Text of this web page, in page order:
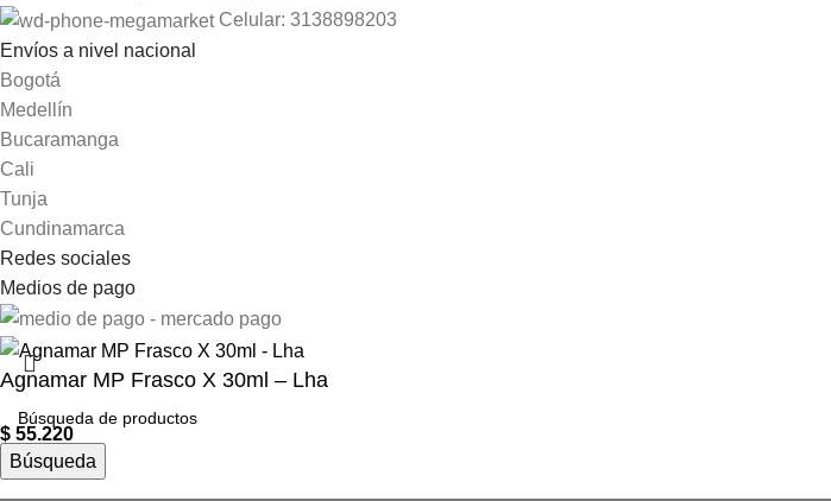
Celular: 3138898203
Envíos a nivel nacional
Bogotá
Medellín
Bucaramanga
Cali
Tunja
Cundinamarca
Redes sociales
Medios de pago
Búsqueda
Agnamar MP Frasco X 30ml – Lha
$ 55.220